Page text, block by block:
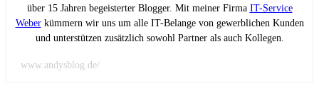
über 15 Jahren begeisterter Blogger. Mit meiner Firma IT-Service
Weberkümmern wir uns um alle IT-Belange von gewerblichen Kunden
und unterstützen zusätzlich sowohl Partner als auch Kollegen.
www.andysblog.de/